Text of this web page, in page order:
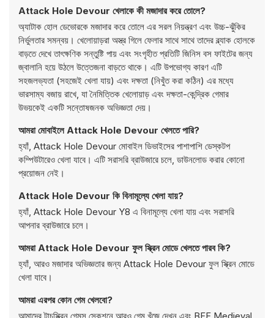
Attack Hole Devour খেলাকে কী মজাদার করে তোলে?
অ্যাটাক হোল ডেভোরকে মজাদার করে তোলে এর সরল নিয়ন্ত্রণ এবং উচ্চ-ঝুঁকির
নির্ভুলতার সমন্বয়। খেলোয়াড়রা অস্ত্র গিলে ফেলার সাথে সাথে তাদের ব্ল্যাক হোলকে
বাড়তে দেখে তাৎক্ষণিক সন্তুষ্টি পায় এবং সংগৃহীত প্রতিটি জিনিস বস ফাইটের জন্য
জ্বালানি হয়ে উঠলে উত্তেজনা বাড়তে থাকে। এটি উপভোগ্য কারণ এটি
সহজলভ্যতা (সহজেই খেলা যায়) এবং দক্ষতা (নিখুঁত করা কঠিন) এর মধ্যে
ভারসাম্য বজায় রাখে, যা নৈমিত্তিক খেলোয়াড় এবং দক্ষতা-কেন্দ্রিক গেমার
উভয়কেই একটি সন্তোষজনক অভিজ্ঞতা দেয়।
আমরা মোবাইলে Attack Hole Devour খেলতে পারি?
হ্যাঁ, Attack Hole Devour মোবাইল ডিভাইসের পাশাপাশি ডেস্কটপ
কম্পিউটারেও খেলা যাবে। এটি সরাসরি ব্রাউজারে চলে, ডাউনলোড করার কোনো
প্রয়োজন নেই।
Attack Hole Devour কি বিনামূল্যে খেলা যায়?
হ্যাঁ, Attack Hole Devour Y8 এ বিনামূল্যে খেলা যায় এবং সরাসরি
আপনার ব্রাউজারে চলে।
আমরা Attack Hole Devour ফুল স্ক্রিন মোডে খেলতে পারব কি?
হ্যাঁ, আরও মজাদার অভিজ্ঞতার জন্য Attack Hole Devour ফুল স্ক্রিন মোডে
খেলা যাবে।
আমরা এরপর কোন গেম খেলবো?